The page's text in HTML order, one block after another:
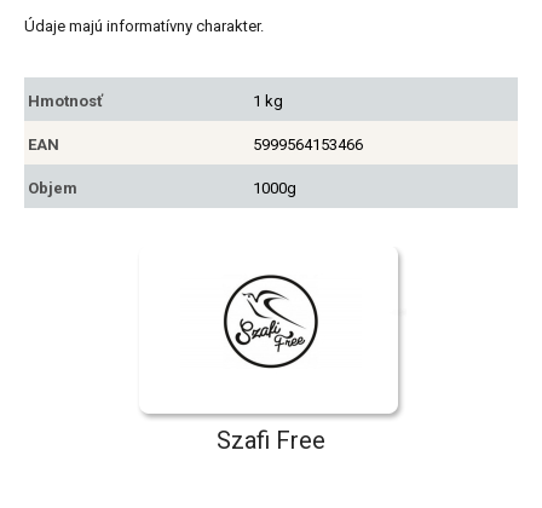
Údaje majú informatívny charakter.
Hmotnosť 1 kg
EAN 5999564153466
Objem 1000g
Szafi Free